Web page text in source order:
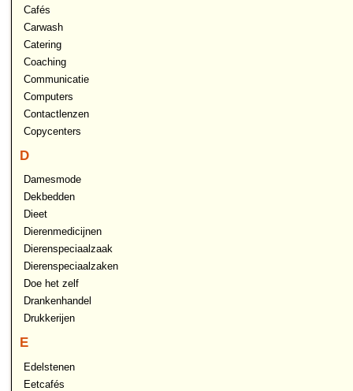
Cafés
Carwash
Catering
Coaching
Communicatie
Computers
Contactlenzen
Copycenters
D
Damesmode
Dekbedden
Dieet
Dierenmedicijnen
Dierenspeciaalzaak
Dierenspeciaalzaken
Doe het zelf
Drankenhandel
Drukkerijen
E
Edelstenen
Eetcafés